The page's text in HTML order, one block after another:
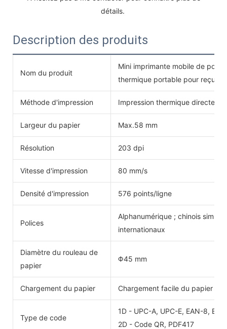
détails.
Description des produits
Nom du produit
Mini imprimante mobile de
thermique portable pour reçus
Méthode d'impression Impression thermique directe
Largeur du papier Max.58 mm
Résolution 203 dpi
Vitesse d'impression 80 mm/s
Densité d'impression 576 points/ligne
Polices
Alphanumérique ; chinois
internationaux
Diamètre du rouleau de
papier
Φ45 mm
Chargement du papier Chargement facile du papier
Type de code
1D - UPC-A, UPC-E, EAN-8,
2D - Code QR, PDF417